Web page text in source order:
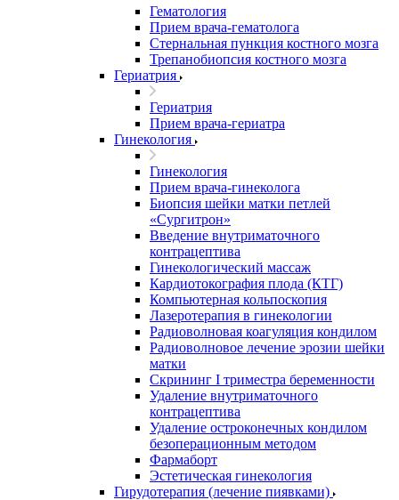
Гематология
Прием врача-гематолога
Стернальная пункция костного мозга
Трепанобиопсия костного мозга
Гериатрия
Гериатрия
Прием врача-гериатра
Гинекология
Гинекология
Прием врача-гинеколога
Биопсия шейки матки петлей
«Сургитрон»
Введение внутриматочного
контрацептива
Гинекологический массаж
Кардиотокография плода (КТГ)
Компьютерная кольпоскопия
Лазеротерапия в гинекологии
Радиоволновая коагуляция кондилом
Радиоволновое лечение эрозии шейки
матки
Скрининг I триместра беременности
Удаление внутриматочного
контрацептива
Удаление остроконечных кондилом
безоперационным методом
Фармаборт
Эстетическая гинекология
Гирудотерапия (лечение пиявками)